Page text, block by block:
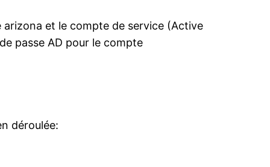
et le compte de service (Active
passe AD pour le compte
déroulée: